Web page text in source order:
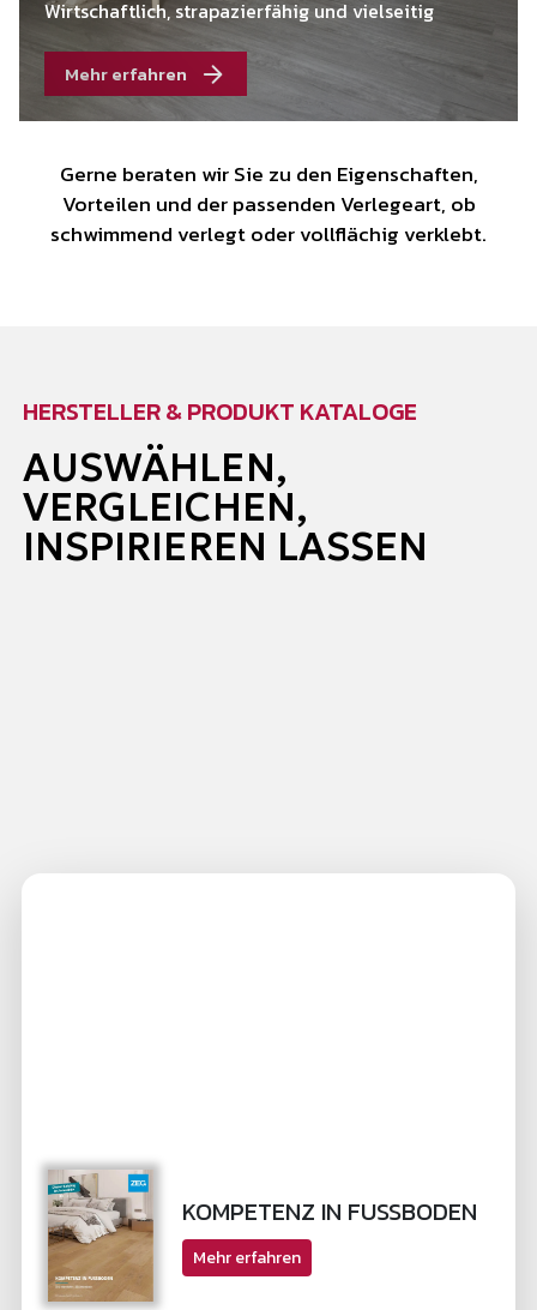
Wirtschaftlich, strapazierfähig und vielseitig
Mehr erfahren
Gerne beraten wir Sie zu den Eigenschaften,
Vorteilen und der passenden Verlegeart, ob
schwimmend verlegt oder vollflächig verklebt.
HERSTELLER & PRODUKT KATALOGE
AUSWÄHLEN,
VERGLEICHEN,
INSPIRIEREN LASSEN
KOMPETENZ IN FUSSBODEN
Mehr erfahren